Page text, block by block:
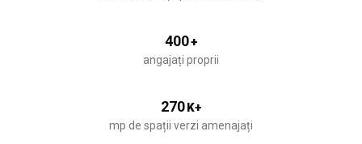
400+
angajați proprii
270K+
mp de spații verzi amenajați